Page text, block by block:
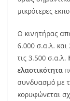
μικρότερες
Ο κινητήρας
6.000 σ.α.λ. και
τις 3.500 σ.α.λ.
ελαστικότητα
συνδυασμό με
κορυφώνεται